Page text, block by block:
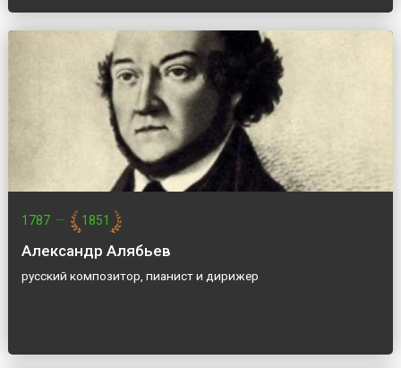
1787 — 1851
Александр Алябьев
русский композитор, пианист и дирижер